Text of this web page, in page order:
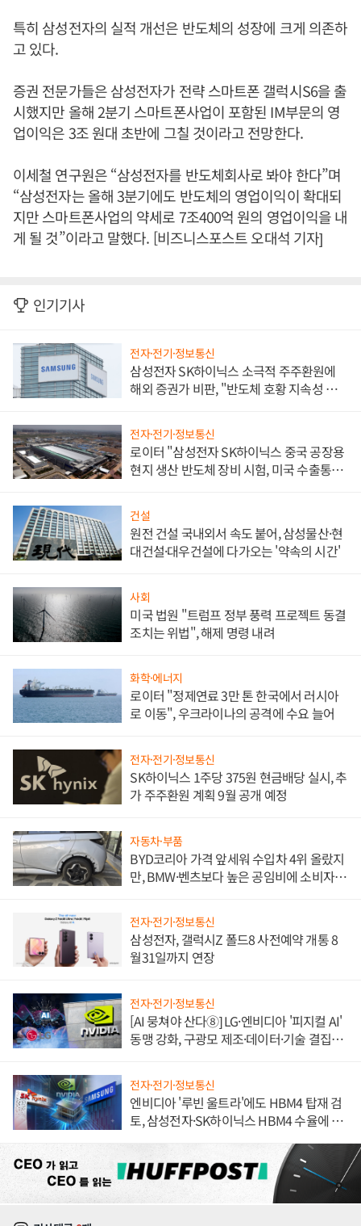
특히 삼성전자의 실적 개선은 반도체의 성장에 크게 의존하
고 있다.
증권 전문가들은 삼성전자가 전략 스마트폰 갤럭시S6을 출
시했지만 올해 2분기 스마트폰사업이 포함된 IM부문의 영
업이익은 3조 원대 초반에 그칠 것이라고 전망한다.
이세철 연구원은 “삼성전자를 반도체회사로 봐야 한다”며
“삼성전자는 올해 3분기에도 반도체의 영업이익이 확대되
지만 스마트폰사업의 약세로 7조400억 원의 영업이익을 내
게 될 것”이라고 말했다. [비즈니스포스트 오대석 기자]
인기기사
전자·전기·정보통신
삼성전자 SK하이닉스 소극적 주주환원에
해외 증권가 비판, "반도체 호황 지속성 의
전자·전기·정보통신
로이터 "삼성전자 SK하이닉스 중국 공장용
현지 생산 반도체 장비 시험, 미국 수출통제
건설
원전 건설 국내외서 속도 붙어, 삼성물산·현
대건설·대우건설에 다가오는 '약속의 시간'
사회
미국 법원 "트럼프 정부 풍력 프로젝트 동결
조치는 위법", 해제 명령 내려
화학·에너지
로이터 "정제연료 3만 톤 한국에서 러시아
로 이동", 우크라이나의 공격에 수요 늘어
전자·전기·정보통신
SK하이닉스 1주당 375원 현금배당 실시, 추
가 주주환원 계획 9월 공개 예정
자동차·부품
BYD코리아 가격 앞세워 수입차 4위 올랐지
만, BMW·벤츠보다 높은 공임비에 소비자
전자·전기·정보통신
삼성전자, 갤럭시Z 폴드8 사전예약 개통 8
월31일까지 연장
전자·전기·정보통신
[AI 뭉쳐야 산다⑧] LG·엔비디아 '피지컬 AI'
동맹 강화, 구광모 제조·데이터·기술 결집
전자·전기·정보통신
엔비디아 '루빈 울트라'에도 HBM4 탑재 검
토, 삼성전자·SK하이닉스 HBM4 수율에 주